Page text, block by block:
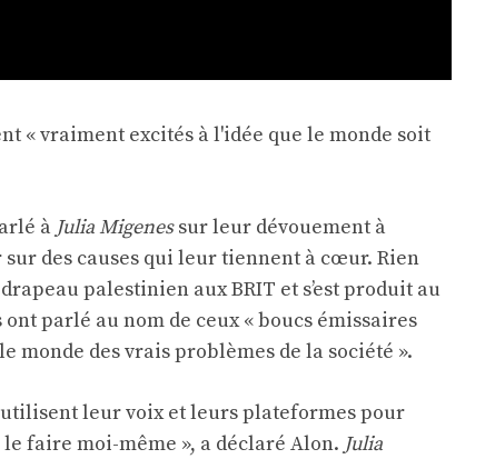
« vraiment excités à l'idée que le monde soit
à Julia Migenessur leur dévouement à
des causes qui leur tiennent à cœur. Rien
palestinien aux BRIT et s’est produit au
parlé au nom de ceux « boucs émissaires
monde des vrais problèmes de la société ».
utilisent leur voix et leurs plateformes pour
faire moi-même », a déclaré Alon. Julia